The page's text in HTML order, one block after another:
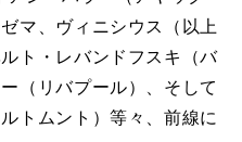
マ、ヴィニシウス（以上
ト・レバンドフスキ（バ
（リバプール）、そして
トムント）等々、前線に